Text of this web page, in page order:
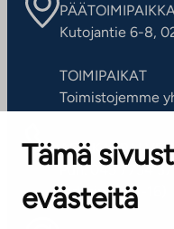
Tämä
evästeitä
PÄÄTOIMIPAIKKA
Kutojantie 6-8,
TOIMIPAIKAT
Toimistojemme
Puh. 045 7734
(arkisin klo 8-16)